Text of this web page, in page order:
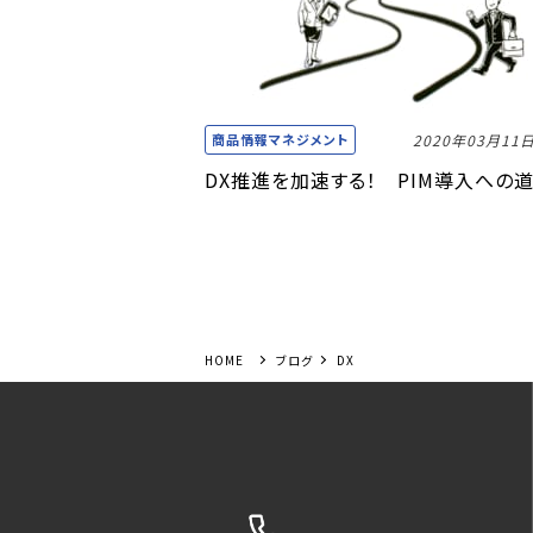
商品情報マネジメント 2020年03月11
DX推進を加速する！ PIM導入への道
ブログ DX